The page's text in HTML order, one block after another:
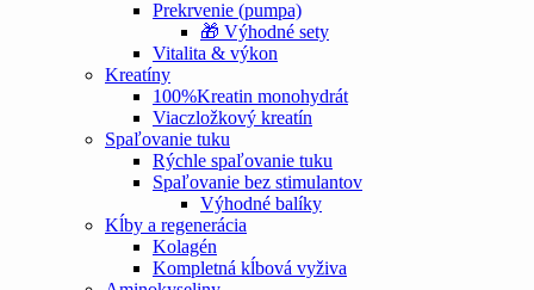
Prekrvenie (pumpa)
🎁 Výhodné sety
Vitalita & výkon
Kreatíny
100%Kreatin monohydrát
Viaczložkový kreatín
Spaľovanie tuku
Rýchle spaľovanie tuku
Spaľovanie bez stimulantov
Výhodné balíky
Kĺby a regenerácia
Kolagén
Kompletná kĺbová vyživa